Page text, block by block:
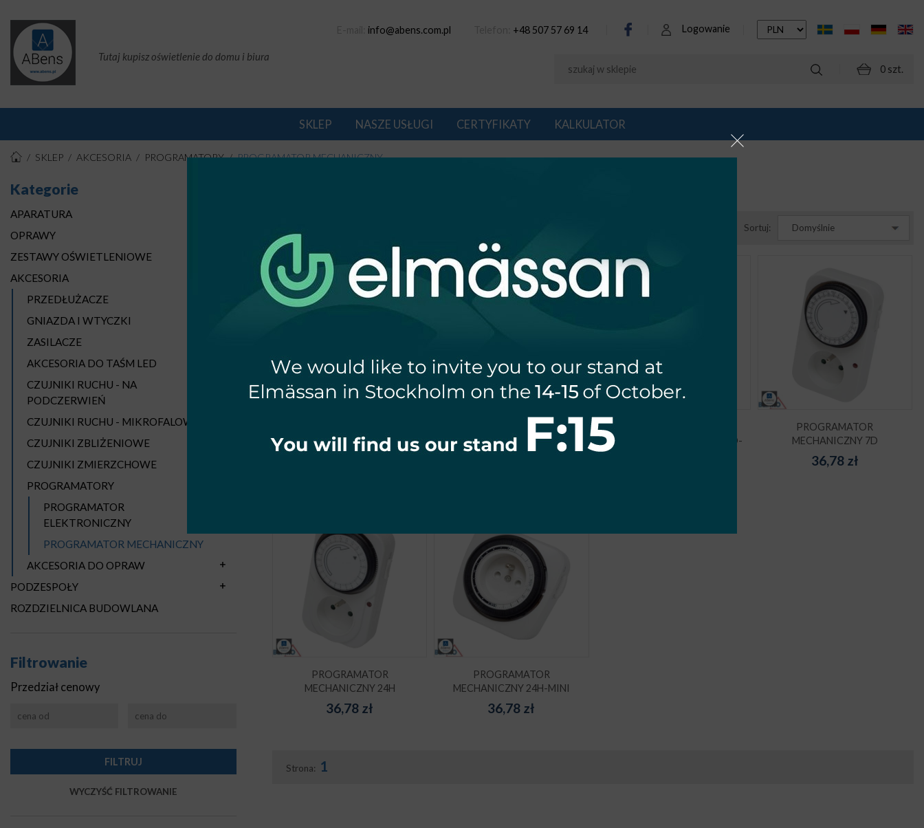
Tutaj kupisz oświetlenie do domu i biura
Logowanie
info@abens.com.pl +48 507 57 69 14
0 szt.
SKLEP NASZE USŁUGI CERTYFIKATY KALKULATOR
SKLEP AKCESORIA PROGRAMATORY PROGRAMATOR MECHANICZNY
Kategorie
APARATURA
OPRAWY
ZESTAWY OŚWIETLENIOWE
AKCESORIA
PRZEDŁUŻACZE
GNIAZDA I WTYCZKI
ZASILACZE
AKCESORIA DO TAŚM LED
CZUJNIKI RUCHU - NA
PODCZERWIEŃ
CZUJNIKI RUCHU - MIKROFALOWE
CZUJNIKI ZBLIŻENIOWE
CZUJNIKI ZMIERZCHOWE
PROGRAMATORY
PROGRAMATOR
ELEKTRONICZNY
PROGRAMATOR MECHANICZNY
AKCESORIA DO OPRAW
PODZESPOŁY
ROZDZIELNICA BUDOWLANA
Filtrowanie
Przedział cenowy
Sortuj: Domyślnie
MECHANICZNY 7D SCHUKO
PROGRAMATOR
MECHANICZNY 24H SCHUKO
MECHANICZNY 24H SCHUKO-
PROGRAMATOR
MECHANICZNY 7D
36,78zł
PROGRAMATOR
MECHANICZNY 24H
36,78 zł
PROGRAMATOR
MECHANICZNY 24H-MINI
36,78 zł
Strona: 1